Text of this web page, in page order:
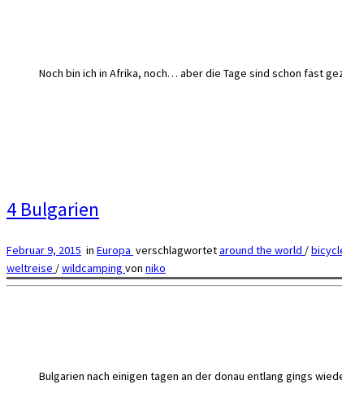
Noch bin ich in Afrika, noch… aber die Tage sind schon fast
Bulgarien nach einigen tagen an der donau entlang gings
4 Bulgarien
Februar 9, 2015 in Europa verschlagwortetaround the world /
weltreise /wildcamping von niko